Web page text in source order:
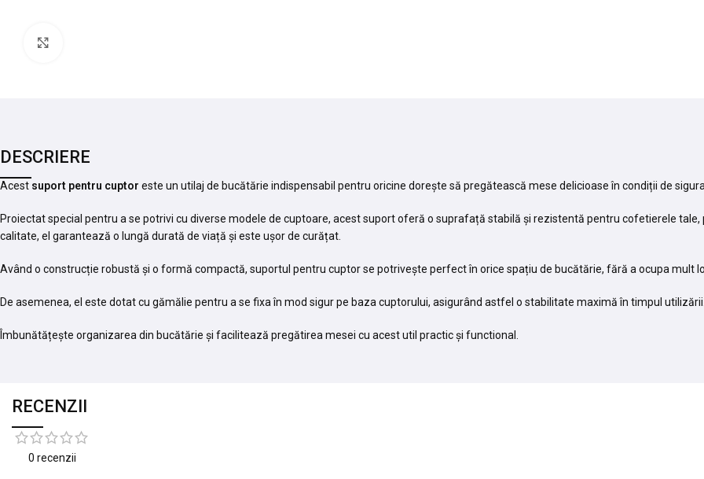
DESCRIERE
Acest suport pentru cuptor este un utilaj de bucătărie indispensabil pentru oricine dorește să pregătească mese delicioase în condiții de
Proiectat special pentru a se potrivi cu diverse modele de cuptoare, acest suport oferă o suprafață stabilă și rezistentă pentru cofetierele
calitate, el garantează o lungă durată de viață și este ușor de curățat.
Având o construcție robustă și o formă compactă, suportul pentru cuptor se potrivește perfect în orice spațiu de bucătărie, fără a ocupa mult
De asemenea, el este dotat cu gămălie pentru a se fixa în mod sigur pe baza cuptorului, asigurând astfel o stabilitate maximă în timpul
Îmbunătățește organizarea din bucătărie și facilitează pregătirea mesei cu acest util practic și functional.
RECENZII
0 recenzii